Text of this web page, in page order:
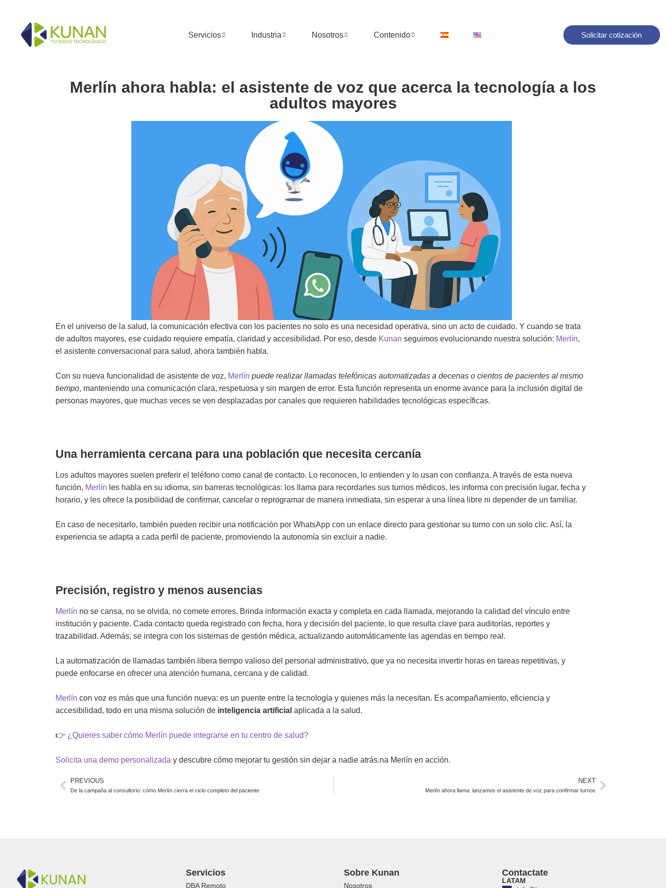
Servicios Industria Nosotros Contenido Solicitar cotización
Merlín ahora habla: el asistente de voz que acerca la tecnología a los
adultos mayores
En el universo de la salud, la comunicación efectiva con los pacientes no solo es una necesidad operativa, sino un acto de cuidado. Y cuando se trata
de adultos mayores, ese cuidado requiere empatía, claridad y accesibilidad. Por eso, desde Kunan seguimos evolucionando nuestra solución: Merlín,
el asistente conversacional para salud, ahora también habla.
Con su nueva funcionalidad de asistente de voz, Merlín puede realizar llamadas telefónicas automatizadas a decenas o cientos de pacientes al mismo
tiempo, manteniendo una comunicación clara, respetuosa y sin margen de error. Esta función representa un enorme avance para la inclusión digital de
personas mayores, que muchas veces se ven desplazadas por canales que requieren habilidades tecnológicas específicas.
Una herramienta cercana para una población que necesita cercanía
Los adultos mayores suelen preferir el teléfono como canal de contacto. Lo reconocen, lo entienden y lo usan con confianza. A través de esta nueva
función, Merlín les habla en su idioma, sin barreras tecnológicas: los llama para recordarles sus turnos médicos, les informa con precisión lugar, fecha y
horario, y les ofrece la posibilidad de confirmar, cancelar o reprogramar de manera inmediata, sin esperar a una línea libre ni depender de un familiar.
En caso de necesitarlo, también pueden recibir una notificación por WhatsApp con un enlace directo para gestionar su turno con un solo clic. Así, la
experiencia se adapta a cada perfil de paciente, promoviendo la autonomía sin excluir a nadie.
Precisión, registro y menos ausencias
Merlín no se cansa, no se olvida, no comete errores. Brinda información exacta y completa en cada llamada, mejorando la calidad del vínculo entre
institución y paciente. Cada contacto queda registrado con fecha, hora y decisión del paciente, lo que resulta clave para auditorías, reportes y
trazabilidad. Además, se integra con los sistemas de gestión médica, actualizando automáticamente las agendas en tiempo real.
La automatización de llamadas también libera tiempo valioso del personal administrativo, que ya no necesita invertir horas en tareas repetitivas, y
puede enfocarse en ofrecer una atención humana, cercana y de calidad.
Merlín con voz es más que una función nueva: es un puente entre la tecnología y quienes más la necesitan. Es acompañamiento, eficiencia y
accesibilidad, todo en una misma solución de inteligencia artificial aplicada a la salud.
👉 ¿Quieres saber cómo Merlín puede integrarse en tu centro de salud?
Solicita una demo personalizada y descubre cómo mejorar tu gestión sin dejar a nadie atrás.na Merlín en acción.
PREVIOUS
De la campaña al consultorio: cómo Merlín cierra el ciclo completo del paciente
NEXT
Merlín ahora llama: lanzamos el asistente de voz para confirmar turnos
Servicios
DBA Remoto
Sobre Kunan
Nosotros
Contactate
LATAM